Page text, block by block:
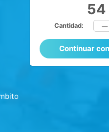
54
Cantidad:
Continuar